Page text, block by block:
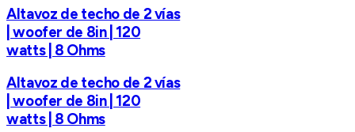
Altavoz de techo de 2 vías
| woofer de 8in | 120
watts | 8 Ohms
Altavoz de techo de 2 vías
| woofer de 8in | 120
watts | 8 Ohms